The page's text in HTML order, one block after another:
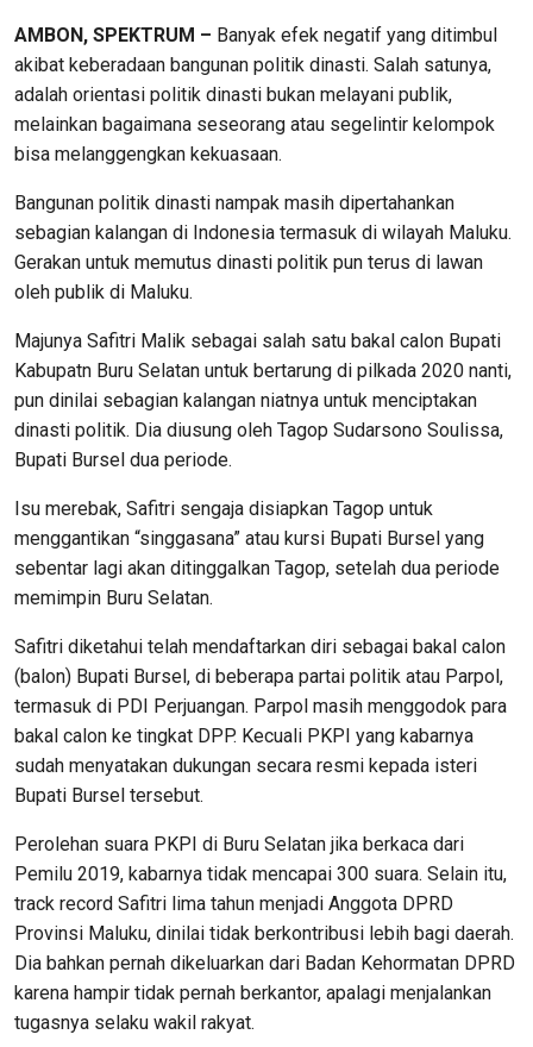
AMBON, SPEKTRUM – Banyak efek negatif yang ditimbul
akibat keberadaan bangunan politik dinasti. Salah satunya,
adalah orientasi politik dinasti bukan melayani publik,
melainkan bagaimana seseorang atau segelintir kelompok
bisa melanggengkan kekuasaan.
Bangunan politik dinasti nampak masih dipertahankan
sebagian kalangan di Indonesia termasuk di wilayah Maluku.
Gerakan untuk memutus dinasti politik pun terus di lawan
oleh publik di Maluku.
Majunya Safitri Malik sebagai salah satu bakal calon Bupati
Kabupatn Buru Selatan untuk bertarung di pilkada 2020 nanti,
pun dinilai sebagian kalangan niatnya untuk menciptakan
dinasti politik. Dia diusung oleh Tagop Sudarsono Soulissa,
Bupati Bursel dua periode.
Isu merebak, Safitri sengaja disiapkan Tagop untuk
menggantikan “singgasana” atau kursi Bupati Bursel yang
sebentar lagi akan ditinggalkan Tagop, setelah dua periode
memimpin Buru Selatan.
Safitri diketahui telah mendaftarkan diri sebagai bakal calon
(balon) Bupati Bursel, di beberapa partai politik atau Parpol,
termasuk di PDI Perjuangan. Parpol masih menggodok para
bakal calon ke tingkat DPP. Kecuali PKPI yang kabarnya
sudah menyatakan dukungan secara resmi kepada isteri
Bupati Bursel tersebut.
Perolehan suara PKPI di Buru Selatan jika berkaca dari
Pemilu 2019, kabarnya tidak mencapai 300 suara. Selain itu,
track record Safitri lima tahun menjadi Anggota DPRD
Provinsi Maluku, dinilai tidak berkontribusi lebih bagi daerah.
Dia bahkan pernah dikeluarkan dari Badan Kehormatan DPRD
karena hampir tidak pernah berkantor, apalagi menjalankan
tugasnya selaku wakil rakyat.